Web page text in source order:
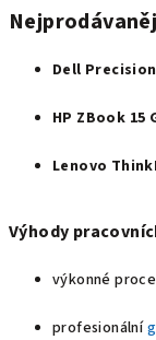
Dell Precision
HP ZBook 15
Lenovo
Výhody
výkonné
profesionální